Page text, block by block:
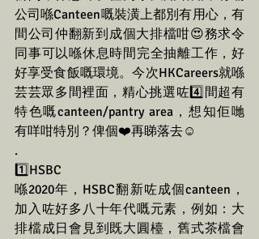
公司喺Canteen嘅裝潢上都別有用心，有
間公司仲翻新到成個大排檔咁😍務求令
同事可以喺休息時間完全抽離工作，好
好享受食飯嘅環境。今次HKCareers就喺
芸芸眾多間裡面，精心挑選咗4️⃣間超有
特色嘅canteen/pantry area，想知佢哋
有咩咁特別？俾個❤️再睇落去☺️
.
1️⃣HSBC
喺2020年，HSBC翻新咗成個canteen，
加入咗好多八十年代嘅元素，例如：大
排檔成日會見到既大圓檯，舊式茶檔會